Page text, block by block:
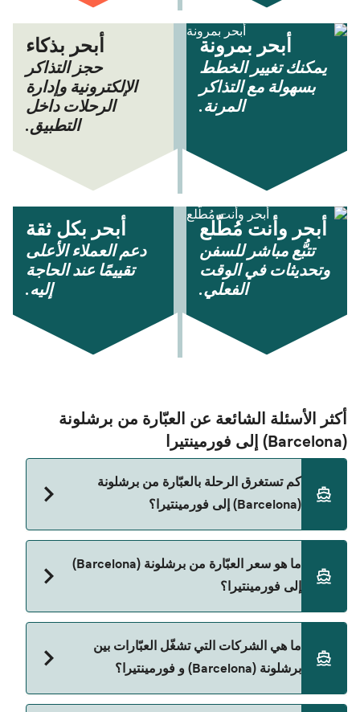
أبحر بمرونة
يمكنك تغيير الخطط
بسهولة مع التذاكر
المرنة.
أبحر بذكاء
حجز التذاكر
الإلكترونية وإدارة
الرحلات داخل
التطبيق.
أبحر وأنت مُطّلع
تتبُّع مباشر للسفن
وتحديثات في الوقت
الفعلي.
أبحر بكل ثقة
دعم العملاء الأعلى
تقييمًا عند الحاجة
إليه.
أكثر الأسئلة الشائعة عن العبّارة من برشلونة
(Barcelona) إلى فورمينتيرا
كم تستغرق الرحلة بالعبّارة من برشلونة
(Barcelona) إلى فورمينتيرا؟
فورمينتيرا تقريباً 11 ساعات 30 دقائق. مدة الإبحار ممكن
تختلف حسب الموسم والشركة، لذلك ننصحك بمراجعة
الأوقات المباشرة باستخدام Direct Ferries Deal
ما هو سعر العبّارة من برشلونة (Barcelona)
إلى فورمينتيرا؟
يختلف حسب الموسم. متوسط سعر الرحلة هو 988٫37
ما هي الشركات التي تشغّل العبّارات بين
برشلونة (Barcelona) و فورمينتيرا؟